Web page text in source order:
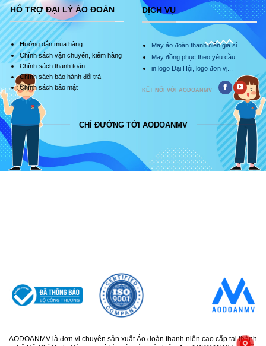
HỖ TRỢ ĐẠI LÝ ÁO ĐOÀN
Hướng dẫn mua hàng
Chính sách vận chuyển, kiểm hàng
Chính sách thanh toán
Chính sách bảo hành đổi trả
Chính sách bảo mật
DỊCH VỤ
May áo đoàn thanh niên giá sỉ
May đồng phục theo yêu cầu
in logo Đại Hội, logo đơn vị...
KẾT NỐI VỚI AODOANMV
CHỈ ĐƯỜNG TỚI AODOANMV
AODOANMV là đơn vị chuyên sản xuất Áo đoàn thanh niên cao cấp tại thành